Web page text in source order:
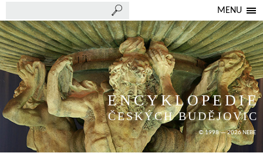
MENU
ENCYKLOPEDIE
ČESKÝCH BUDĚJOVIC
© 1998 — 2026 NEBE